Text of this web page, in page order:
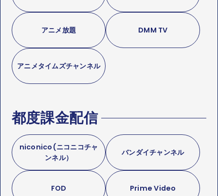
アニメ放題 DMM TV
アニメタイムズチャンネル
都度課金配信
niconico(ニコニコチャ
ンネル）
バンダイチャンネル
FOD Prime Video